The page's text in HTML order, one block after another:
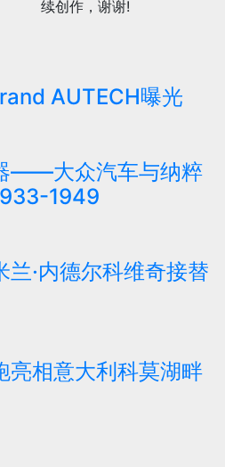
续创作，谢谢!
AUTECH曝光
——大众汽车与纳粹
1949
·内德尔科维奇接替
亮相意大利科莫湖畔